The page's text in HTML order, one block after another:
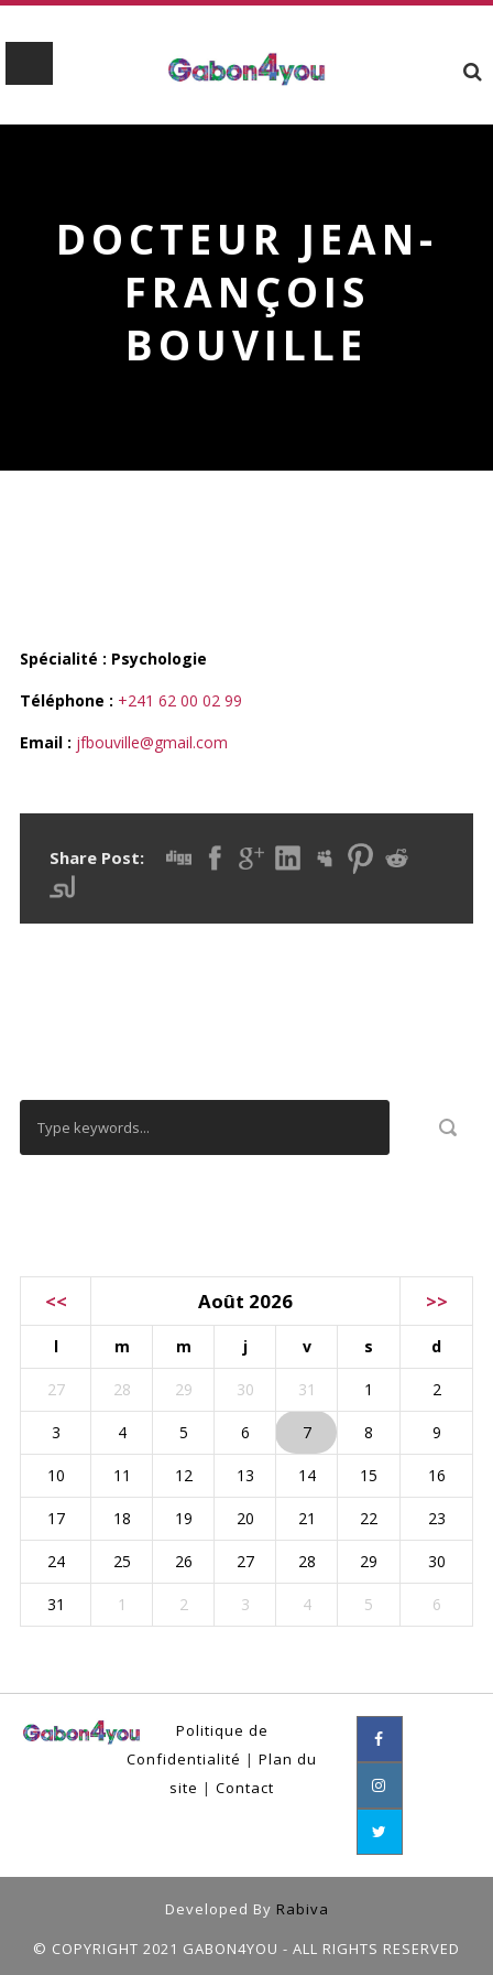
DOCTEUR JEAN-
FRANÇOIS
BOUVILLE
Spécialité : Psychologie
Téléphone : +241 62 00 02 99
Email : jfbouville@gmail.com
Share Post:
<< Août 2026 >>
l m m j v s d
27 28 29 30 31 1 2
3 4 5 6 7 8 9
10 11 12 13 14 15 16
17 18 19 20 21 22 23
24 25 26 27 28 29 30
31 1 2 3 4 5 6
Politique de
Confidentialité | Plan du
site | Contact
Developed By Rabiva
© COPYRIGHT 2021 GABON4YOU - ALL RIGHTS RESERVED